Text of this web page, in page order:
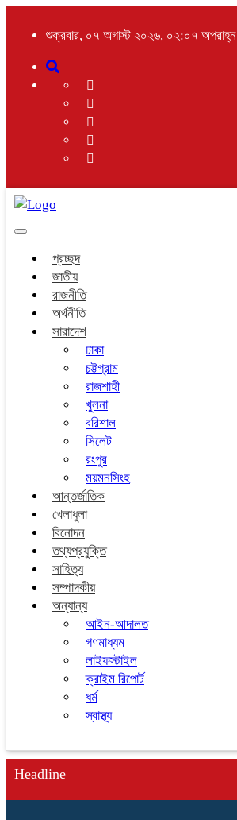
শুক্রবার, ০৭ অগাস্ট ২০২৬, ০২:০৭ অপরাহ্ন
Toggle
প্রচ্ছদ
জাতীয়
রাজনীতি
অর্থনীতি
সারাদেশ
ঢাকা
চট্টগ্রাম
রাজশাহী
খুলনা
বরিশাল
সিলেট
রংপুর
ময়মনসিংহ
আন্তর্জাতিক
খেলাধুলা
বিনোদন
তথ্যপ্রযুক্তি
সাহিত্য
সম্পাদকীয়
অন্যান্য
আইন-আদালত
গণমাধ্যম
লাইফস্টাইল
ক্রাইম রিপোর্ট
ধর্ম
স্বাস্থ্য
Headline